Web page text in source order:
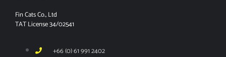
Fin Cats Co., Ltd
TAT License 34/02541
+66 (0) 61 991 2402